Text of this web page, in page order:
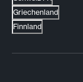
Griechenland
Finnland